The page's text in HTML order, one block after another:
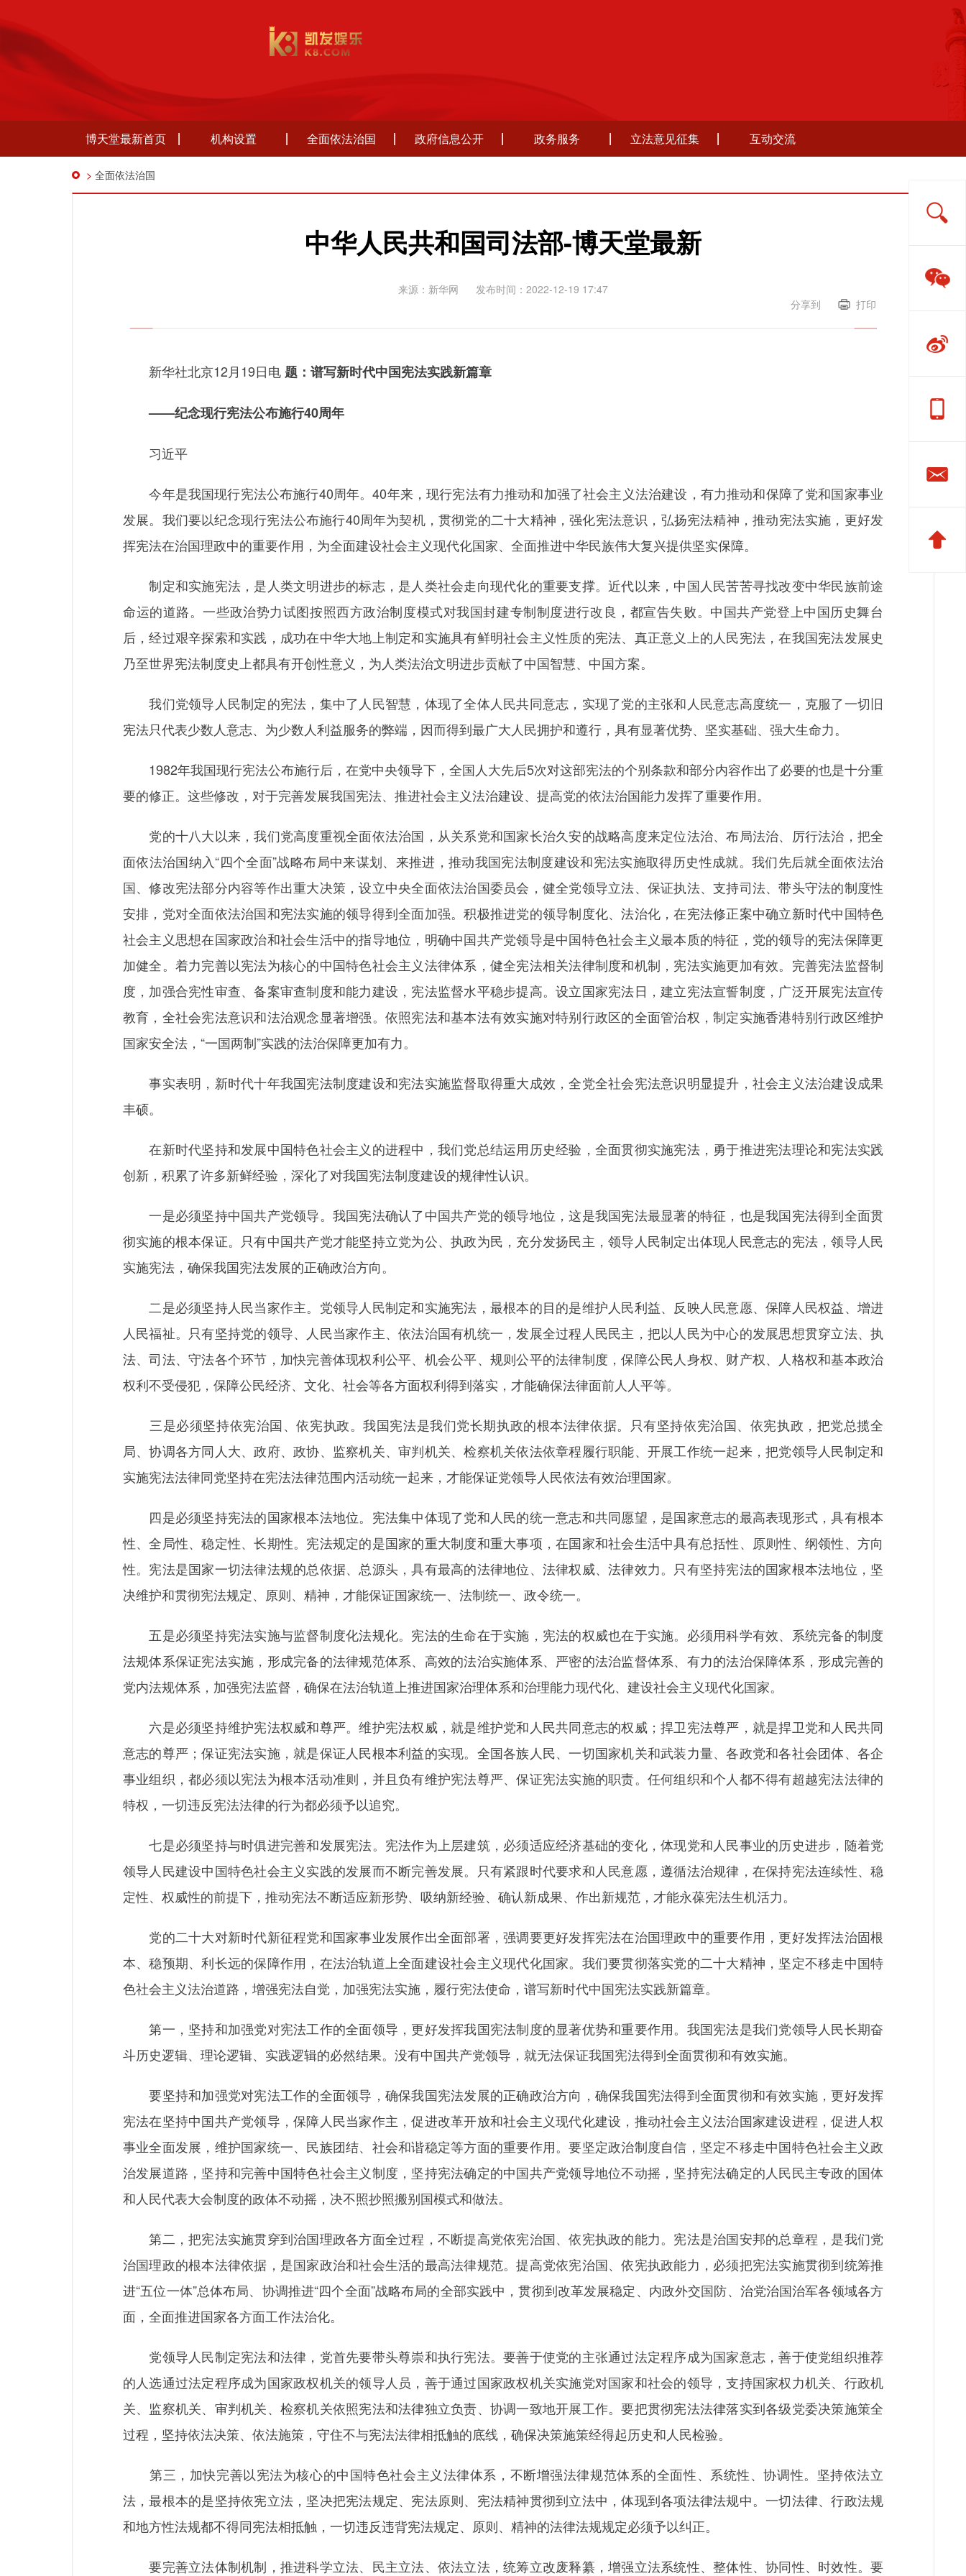
博天堂最新首页 机构设置 全面依法治国 政府信息公开 政务服务 立法意见征集 互动交流
> 全面依法治国
中华人民共和国司法部-博天堂最新
来源：新华网
发布时间：2022-12-19 17:47
分享到
打印
新华社北京12月19日电 题：谱写新时代中国宪法实践新篇章
——纪念现行宪法公布施行40周年
习近平
今年是我国现行宪法公布施行40周年。40年来，现行宪法有力推动和加强了社会主义法治建设，有力推动和保障了党和国家事业
发展。我们要以纪念现行宪法公布施行40周年为契机，贯彻党的二十大精神，强化宪法意识，弘扬宪法精神，推动宪法实施，更好发
挥宪法在治国理政中的重要作用，为全面建设社会主义现代化国家、全面推进中华民族伟大复兴提供坚实保障。
制定和实施宪法，是人类文明进步的标志，是人类社会走向现代化的重要支撑。近代以来，中国人民苦苦寻找改变中华民族前途
命运的道路。一些政治势力试图按照西方政治制度模式对我国封建专制制度进行改良，都宣告失败。中国共产党登上中国历史舞台
后，经过艰辛探索和实践，成功在中华大地上制定和实施具有鲜明社会主义性质的宪法、真正意义上的人民宪法，在我国宪法发展史
乃至世界宪法制度史上都具有开创性意义，为人类法治文明进步贡献了中国智慧、中国方案。
我们党领导人民制定的宪法，集中了人民智慧，体现了全体人民共同意志，实现了党的主张和人民意志高度统一，克服了一切旧
宪法只代表少数人意志、为少数人利益服务的弊端，因而得到最广大人民拥护和遵行，具有显著优势、坚实基础、强大生命力。
1982年我国现行宪法公布施行后，在党中央领导下，全国人大先后5次对这部宪法的个别条款和部分内容作出了必要的也是十分重
要的修正。这些修改，对于完善发展我国宪法、推进社会主义法治建设、提高党的依法治国能力发挥了重要作用。
党的十八大以来，我们党高度重视全面依法治国，从关系党和国家长治久安的战略高度来定位法治、布局法治、厉行法治，把全
面依法治国纳入“四个全面”战略布局中来谋划、来推进，推动我国宪法制度建设和宪法实施取得历史性成就。我们先后就全面依法治
国、修改宪法部分内容等作出重大决策，设立中央全面依法治国委员会，健全党领导立法、保证执法、支持司法、带头守法的制度性
安排，党对全面依法治国和宪法实施的领导得到全面加强。积极推进党的领导制度化、法治化，在宪法修正案中确立新时代中国特色
社会主义思想在国家政治和社会生活中的指导地位，明确中国共产党领导是中国特色社会主义最本质的特征，党的领导的宪法保障更
加健全。着力完善以宪法为核心的中国特色社会主义法律体系，健全宪法相关法律制度和机制，宪法实施更加有效。完善宪法监督制
度，加强合宪性审查、备案审查制度和能力建设，宪法监督水平稳步提高。设立国家宪法日，建立宪法宣誓制度，广泛开展宪法宣传
教育，全社会宪法意识和法治观念显著增强。依照宪法和基本法有效实施对特别行政区的全面管治权，制定实施香港特别行政区维护
国家安全法，“一国两制”实践的法治保障更加有力。
事实表明，新时代十年我国宪法制度建设和宪法实施监督取得重大成效，全党全社会宪法意识明显提升，社会主义法治建设成果
丰硕。
在新时代坚持和发展中国特色社会主义的进程中，我们党总结运用历史经验，全面贯彻实施宪法，勇于推进宪法理论和宪法实践
创新，积累了许多新鲜经验，深化了对我国宪法制度建设的规律性认识。
一是必须坚持中国共产党领导。我国宪法确认了中国共产党的领导地位，这是我国宪法最显著的特征，也是我国宪法得到全面贯
彻实施的根本保证。只有中国共产党才能坚持立党为公、执政为民，充分发扬民主，领导人民制定出体现人民意志的宪法，领导人民
实施宪法，确保我国宪法发展的正确政治方向。
二是必须坚持人民当家作主。党领导人民制定和实施宪法，最根本的目的是维护人民利益、反映人民意愿、保障人民权益、增进
人民福祉。只有坚持党的领导、人民当家作主、依法治国有机统一，发展全过程人民民主，把以人民为中心的发展思想贯穿立法、执
法、司法、守法各个环节，加快完善体现权利公平、机会公平、规则公平的法律制度，保障公民人身权、财产权、人格权和基本政治
权利不受侵犯，保障公民经济、文化、社会等各方面权利得到落实，才能确保法律面前人人平等。
三是必须坚持依宪治国、依宪执政。我国宪法是我们党长期执政的根本法律依据。只有坚持依宪治国、依宪执政，把党总揽全
局、协调各方同人大、政府、政协、监察机关、审判机关、检察机关依法依章程履行职能、开展工作统一起来，把党领导人民制定和
实施宪法法律同党坚持在宪法法律范围内活动统一起来，才能保证党领导人民依法有效治理国家。
四是必须坚持宪法的国家根本法地位。宪法集中体现了党和人民的统一意志和共同愿望，是国家意志的最高表现形式，具有根本
性、全局性、稳定性、长期性。宪法规定的是国家的重大制度和重大事项，在国家和社会生活中具有总括性、原则性、纲领性、方向
性。宪法是国家一切法律法规的总依据、总源头，具有最高的法律地位、法律权威、法律效力。只有坚持宪法的国家根本法地位，坚
决维护和贯彻宪法规定、原则、精神，才能保证国家统一、法制统一、政令统一。
五是必须坚持宪法实施与监督制度化法规化。宪法的生命在于实施，宪法的权威也在于实施。必须用科学有效、系统完备的制度
法规体系保证宪法实施，形成完备的法律规范体系、高效的法治实施体系、严密的法治监督体系、有力的法治保障体系，形成完善的
党内法规体系，加强宪法监督，确保在法治轨道上推进国家治理体系和治理能力现代化、建设社会主义现代化国家。
六是必须坚持维护宪法权威和尊严。维护宪法权威，就是维护党和人民共同意志的权威；捍卫宪法尊严，就是捍卫党和人民共同
意志的尊严；保证宪法实施，就是保证人民根本利益的实现。全国各族人民、一切国家机关和武装力量、各政党和各社会团体、各企
事业组织，都必须以宪法为根本活动准则，并且负有维护宪法尊严、保证宪法实施的职责。任何组织和个人都不得有超越宪法法律的
特权，一切违反宪法法律的行为都必须予以追究。
七是必须坚持与时俱进完善和发展宪法。宪法作为上层建筑，必须适应经济基础的变化，体现党和人民事业的历史进步，随着党
领导人民建设中国特色社会主义实践的发展而不断完善发展。只有紧跟时代要求和人民意愿，遵循法治规律，在保持宪法连续性、稳
定性、权威性的前提下，推动宪法不断适应新形势、吸纳新经验、确认新成果、作出新规范，才能永葆宪法生机活力。
党的二十大对新时代新征程党和国家事业发展作出全面部署，强调要更好发挥宪法在治国理政中的重要作用，更好发挥法治固根
本、稳预期、利长远的保障作用，在法治轨道上全面建设社会主义现代化国家。我们要贯彻落实党的二十大精神，坚定不移走中国特
色社会主义法治道路，增强宪法自觉，加强宪法实施，履行宪法使命，谱写新时代中国宪法实践新篇章。
第一，坚持和加强党对宪法工作的全面领导，更好发挥我国宪法制度的显著优势和重要作用。我国宪法是我们党领导人民长期奋
斗历史逻辑、理论逻辑、实践逻辑的必然结果。没有中国共产党领导，就无法保证我国宪法得到全面贯彻和有效实施。
要坚持和加强党对宪法工作的全面领导，确保我国宪法发展的正确政治方向，确保我国宪法得到全面贯彻和有效实施，更好发挥
宪法在坚持中国共产党领导，保障人民当家作主，促进改革开放和社会主义现代化建设，推动社会主义法治国家建设进程，促进人权
事业全面发展，维护国家统一、民族团结、社会和谐稳定等方面的重要作用。要坚定政治制度自信，坚定不移走中国特色社会主义政
治发展道路，坚持和完善中国特色社会主义制度，坚持宪法确定的中国共产党领导地位不动摇，坚持宪法确定的人民民主专政的国体
和人民代表大会制度的政体不动摇，决不照抄照搬别国模式和做法。
第二，把宪法实施贯穿到治国理政各方面全过程，不断提高党依宪治国、依宪执政的能力。宪法是治国安邦的总章程，是我们党
治国理政的根本法律依据，是国家政治和社会生活的最高法律规范。提高党依宪治国、依宪执政能力，必须把宪法实施贯彻到统筹推
进“五位一体”总体布局、协调推进“四个全面”战略布局的全部实践中，贯彻到改革发展稳定、内政外交国防、治党治国治军各领域各方
面，全面推进国家各方面工作法治化。
党领导人民制定宪法和法律，党首先要带头尊崇和执行宪法。要善于使党的主张通过法定程序成为国家意志，善于使党组织推荐
的人选通过法定程序成为国家政权机关的领导人员，善于通过国家政权机关实施党对国家和社会的领导，支持国家权力机关、行政机
关、监察机关、审判机关、检察机关依照宪法和法律独立负责、协调一致地开展工作。要把贯彻宪法法律落实到各级党委决策施策全
过程，坚持依法决策、依法施策，守住不与宪法法律相抵触的底线，确保决策施策经得起历史和人民检验。
第三，加快完善以宪法为核心的中国特色社会主义法律体系，不断增强法律规范体系的全面性、系统性、协调性。坚持依法立
法，最根本的是坚持依宪立法，坚决把宪法规定、宪法原则、宪法精神贯彻到立法中，体现到各项法律法规中。一切法律、行政法规
和地方性法规都不得同宪法相抵触，一切违反违背宪法规定、原则、精神的法律法规规定必须予以纠正。
要完善立法体制机制，推进科学立法、民主立法、依法立法，统筹立改废释纂，增强立法系统性、整体性、协同性、时效性。要